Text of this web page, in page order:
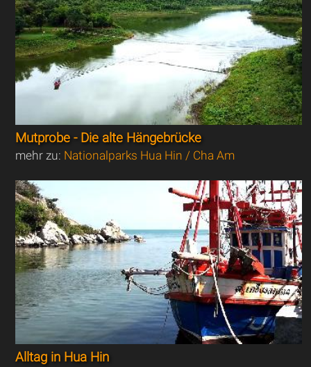
Mutprobe - Die alte Hängebrücke
mehr zu: Nationalparks Hua Hin / Cha Am
Alltag in Hua Hin